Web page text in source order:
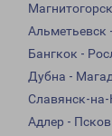
Альметьевск
Бангкок -
Дубна -
Славянск-
Адлер - Псков